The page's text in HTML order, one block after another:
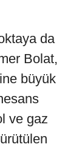
da
Bolat,
büyük
ve gaz